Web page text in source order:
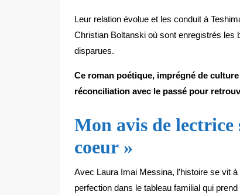
Leur relation évolue et les conduit à
Christian Boltanski où sont enregistrés
disparues.
Ce roman poétique, imprégné de
réconciliation avec le passé pour
Mon avis de lectrice
coeur »
Avec Laura Imai Messina, l’histoire se vit
perfection dans le tableau familial qui